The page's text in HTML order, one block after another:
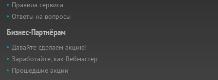
Правила сервиса
Ответы на вопросы
Бизнес-Партнёрам
Давайте сделаем акцию!
Заработайте, как Вебмастер
Прошедшие акции